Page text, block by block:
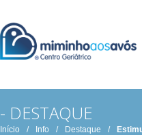
- DESTAQUE
Início / Info / Destaque /